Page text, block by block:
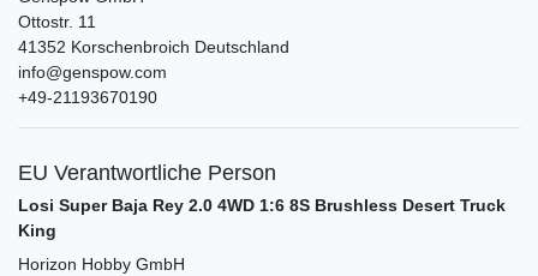
Ottostr. 11
41352 Korschenbroich Deutschland
info@genspow.com
+49-21193670190
EU Verantwortliche Person
Losi Super Baja Rey 2.0 4WD 1:6 8S Brushless Desert Truck
King
Horizon Hobby GmbH